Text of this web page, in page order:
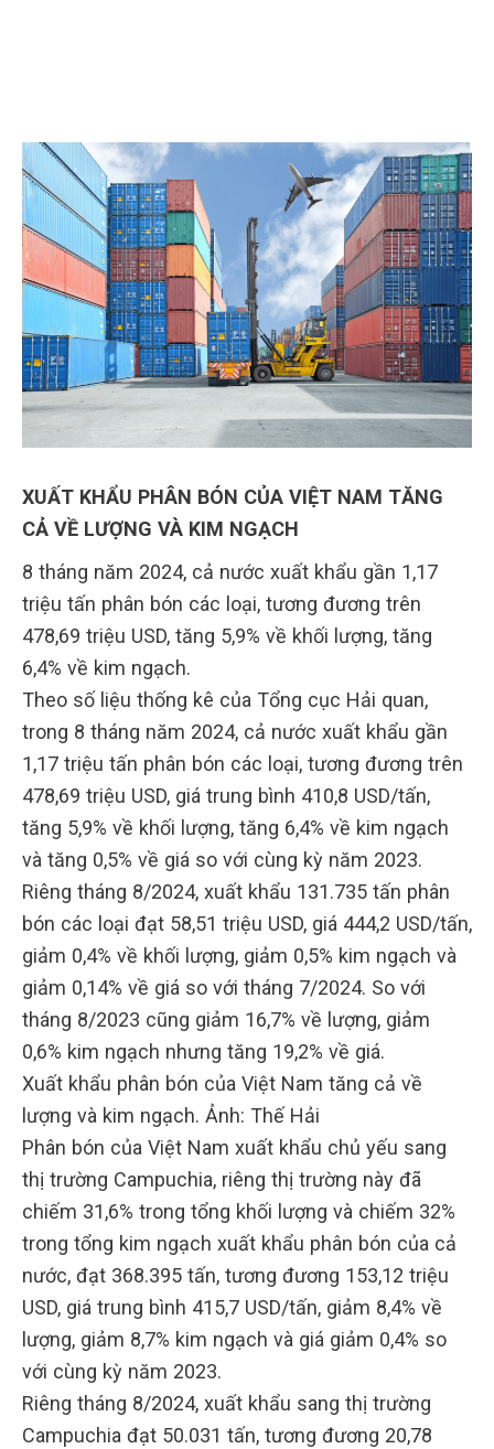
XUẤT KHẨU PHÂN BÓN CỦA VIỆT NAM TĂNG
CẢ VỀ LƯỢNG VÀ KIM NGẠCH
8 tháng năm 2024, cả nước xuất khẩu gần 1,17
triệu tấn phân bón các loại, tương đương trên
478,69 triệu USD, tăng 5,9% về khối lượng, tăng
6,4% về kim ngạch.
Theo số liệu thống kê của Tổng cục Hải quan,
trong 8 tháng năm 2024, cả nước xuất khẩu gần
1,17 triệu tấn phân bón các loại, tương đương trên
478,69 triệu USD, giá trung bình 410,8 USD/tấn,
tăng 5,9% về khối lượng, tăng 6,4% về kim ngạch
và tăng 0,5% về giá so với cùng kỳ năm 2023.
Riêng tháng 8/2024, xuất khẩu 131.735 tấn phân
bón các loại đạt 58,51 triệu USD, giá 444,2 USD/tấn,
giảm 0,4% về khối lượng, giảm 0,5% kim ngạch và
giảm 0,14% về giá so với tháng 7/2024. So với
tháng 8/2023 cũng giảm 16,7% về lượng, giảm
0,6% kim ngạch nhưng tăng 19,2% về giá.
Xuất khẩu phân bón của Việt Nam tăng cả về
lượng và kim ngạch. Ảnh: Thế Hải
Phân bón của Việt Nam xuất khẩu chủ yếu sang
thị trường Campuchia, riêng thị trường này đã
chiếm 31,6% trong tổng khối lượng và chiếm 32%
trong tổng kim ngạch xuất khẩu phân bón của cả
nước, đạt 368.395 tấn, tương đương 153,12 triệu
USD, giá trung bình 415,7 USD/tấn, giảm 8,4% về
lượng, giảm 8,7% kim ngạch và giá giảm 0,4% so
với cùng kỳ năm 2023.
Riêng tháng 8/2024, xuất khẩu sang thị trường
Campuchia đạt 50.031 tấn, tương đương 20,78